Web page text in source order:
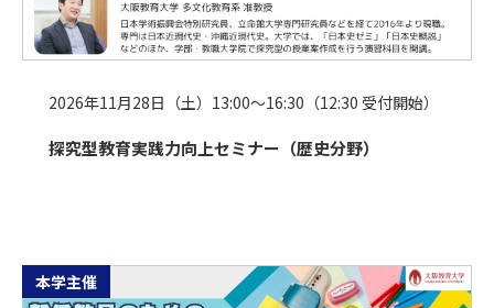
2026年11月28日（土）13:00～16:30（12:30 受付開始）
探究型教育実践力向上セミナー（歴史分野）
本学主催